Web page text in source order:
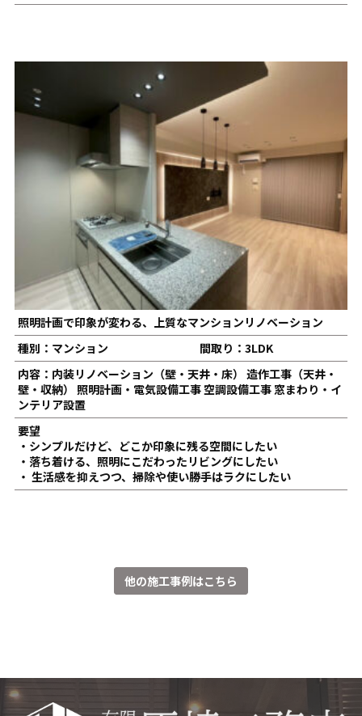
照明計画で印象が変わる、上質なマンションリノベーション
種別：マンション
間取り：3LDK
内容：内装リノベーション（壁・天井・床） 造作工事（天井・
壁・収納） 照明計画・電気設備工事 空調設備工事 窓まわり・イ
ンテリア設置
要望
・シンプルだけど、どこか印象に残る空間にしたい
・落ち着ける、照明にこだわったリビングにしたい
・ 生活感を抑えつつ、掃除や使い勝手はラクにしたい
他の施工事例はこちら